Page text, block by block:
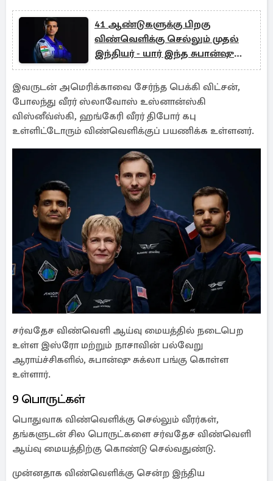
41 ஆண்டுகளுக்கு பிறகு
விண்வெளிக்கு செல்லும் முதல்
இந்தியர் - யார் இந்த சுபான்ஷு
சுக்லா? என்ன திட்டம்?
இவருடன் அமெரிக்காவை சேர்ந்த பெக்கி விட்சன்,
போலந்து வீரர் ஸ்லாவோஸ் உஸ்னான்ஸ்கி
விஸ்னீவ்ஸ்கி, ஹங்கேரி வீரர் திபோர் கபு
உள்ளிட்டோரும் விண்வெளிக்குப் பயணிக்க உள்ளனர்.
சர்வதேச விண்வெளி ஆய்வு மையத்தில் நடைபெற
உள்ள இஸ்ரோ மற்றும் நாசாவின் பல்வேறு
ஆராய்ச்சிகளில், சுபான்ஷு சுக்லா பங்கு கொள்ள
உள்ளார்.
9 பொருட்கள்
பொதுவாக விண்வெளிக்கு செல்லும் வீரர்கள்,
தங்களுடன் சில பொருட்களை சர்வதேச விண்வெளி
ஆய்வு மையத்திற்கு கொண்டு செல்வதுண்டு.
முன்னதாக விண்வெளிக்கு சென்ற இந்திய